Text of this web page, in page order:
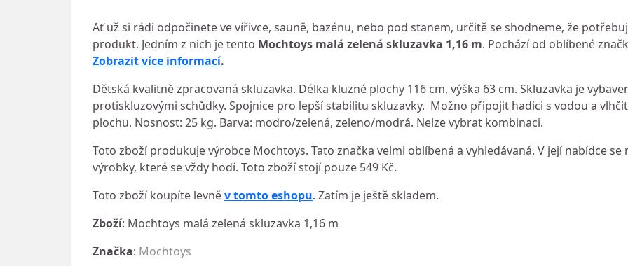
Ať už si rádi odpočinete ve vířivce, sauně, bazénu, nebo pod stanem, určitě se shodneme, že
produkt. Jedním z nich je tento Mochtoys malá zelená skluzavka 1,16 m. Pochází od oblíbené
Zobrazit více informací.
Dětská kvalitně zpracovaná skluzavka. Délka kluzné plochy 116 cm, výška 63 cm. Skluzavka je
protiskluzovými schůdky. Spojnice pro lepší stabilitu skluzavky. Možno připojit hadici s vodou a
plochu. Nosnost: 25 kg. Barva: modro/zelená, zeleno/modrá. Nelze vybrat kombinaci.
Toto zboží produkuje výrobce Mochtoys. Tato značka velmi oblíbená a vyhledávaná. V její nabídce se
výrobky, které se vždy hodí. Toto zboží stojí pouze 549 Kč.
Toto zboží koupíte levněv tomto eshopu. Zatím je ještě skladem.
Zboží: Mochtoys malá zelená skluzavka 1,16 m
Značka: Mochtoys